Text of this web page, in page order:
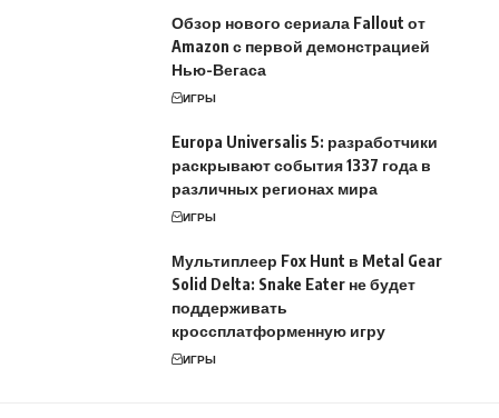
Обзор нового сериала Fallout от
Amazon с первой демонстрацией
Нью-Вегаса
ИГРЫ
Europa Universalis 5: разработчики
раскрывают события 1337 года в
различных регионах мира
ИГРЫ
Мультиплеер Fox Hunt в Metal Gear
Solid Delta: Snake Eater не будет
поддерживать
кроссплатформенную игру
ИГРЫ